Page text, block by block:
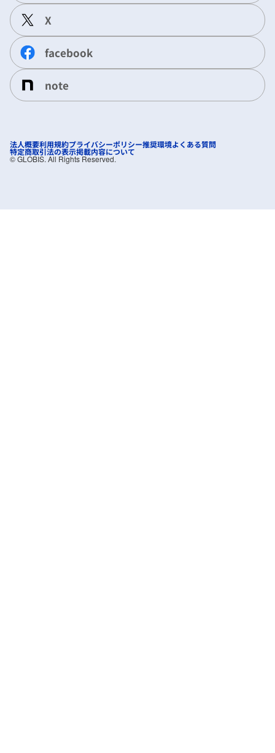
X
facebook
note
法人概要利用規約プライバシーポリシー推奨環境よくある質問
特定商取引法の表示掲載内容について
©︎ GLOBIS. All Rights Reserved.